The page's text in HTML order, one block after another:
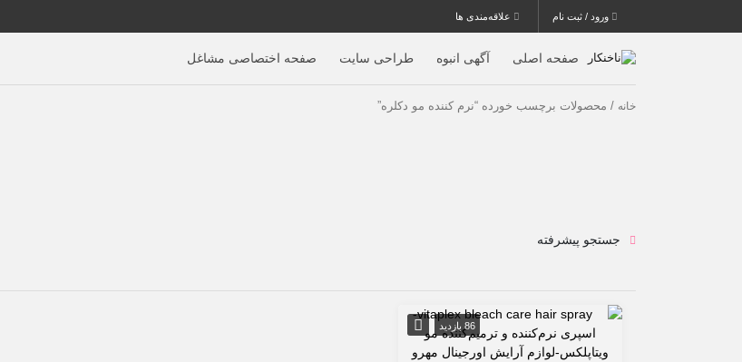
ورود / ثبت نام علاقه‌مندی ها
صفحه اصلی آگهی انبوه طراحی سایت صفحه اختصاصی مشاغل
خانه / محصولات برچسب خورده “نرم کننده مو دکلره”
جستجو پیشرفته
86 بازدید